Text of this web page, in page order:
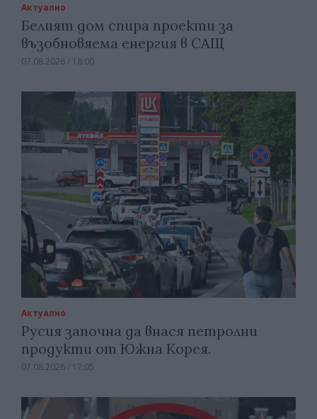
Актуално
Белият дом спира проекти за
възобновяема енергия в САЩ
07.08.2026 / 18:00
Актуално
Русия започна да внася петролни
продукти от Южна Корея.
07.08.2026 / 17:05